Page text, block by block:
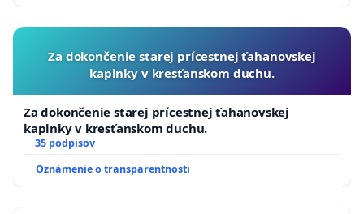
Za dokončenie starej prícestnej ťahanovskej
kaplnky v kresťanskom duchu.
Za dokončenie starej prícestnej ťahanovskej
kaplnky v kresťanskom duchu.
35 podpisov
Oznámenie o transparentnosti